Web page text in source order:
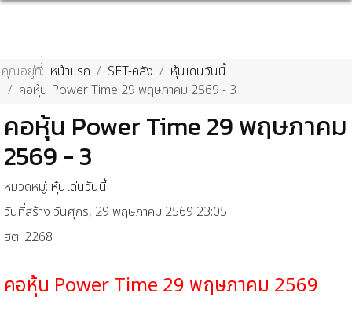
คุณอยู่ที่: หน้าแรก SET-คลัง
หุ้นเด่นวันนี้
คอหุ้น Power Time 29 พฤษภาคม 2569 - 3
คอหุ้น Power Time 29 พฤษภาคม
2569 - 3
หมวดหมู่: หุ้นเด่นวันนี้
วันที่สร้าง วันศุกร์, 29 พฤษภาคม 2569 23:05
ฮิต: 2268
คอหุ้น Power Time 29 พฤษภาคม 2569